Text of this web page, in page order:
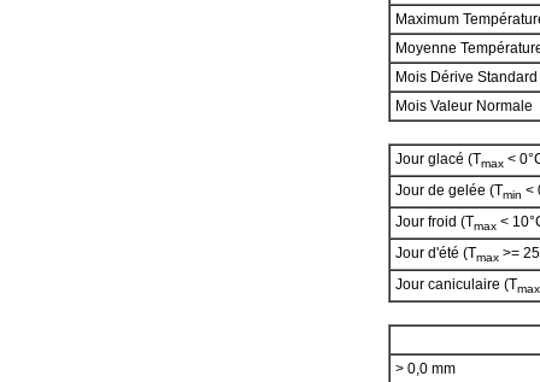
Maximum
Moyenne
Mois Dérive Standard
Mois Valeur Normale
Jour glacé (Tmax<
Jour de gelée (Tmin <
Jour froid (Tmax<
Jour d'été (Tmax>=
Jour caniculaire (Tmax
> 0,0 mm